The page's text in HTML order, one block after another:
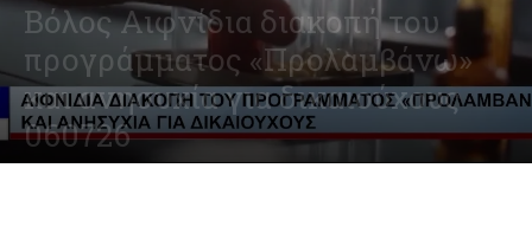
Βόλος Αιφνίδια διακοπή του
προγράμματος «Προλαμβάνω»
και ανησυχία για δικαιούχους
060726